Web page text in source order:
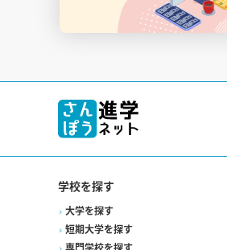
学校を探す
大学を探す
短期大学を探す